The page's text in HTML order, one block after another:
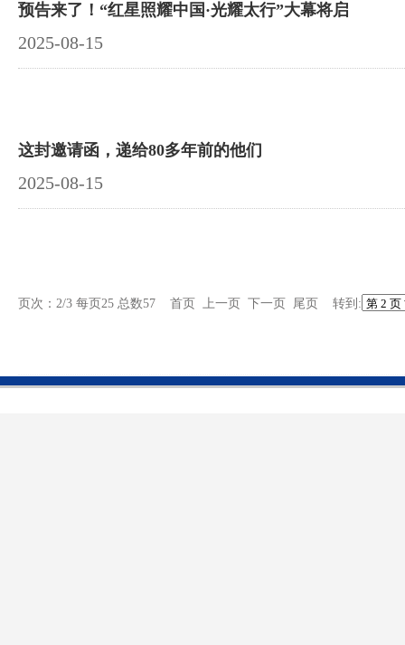
预告来了！“红星照耀中国·光耀太行”大幕将启
2025-08-15
这封邀请函，递给80多年前的他们
2025-08-15
页次：2/3 每页25 总数57 首页 上一页 下一页 尾页 转到: